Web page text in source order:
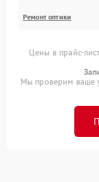
Ремонт оптики
Цены в прайс-
Мы проверим ваше